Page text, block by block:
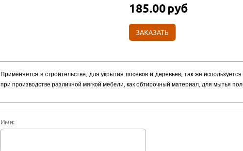
185.00руб
ЗАКАЗАТЬ
Применяется в строительстве, для укрытия посевов и деревьев, так же
при производстве различной мягкой мебели, как обтирочный материал, для мытья
Имя: